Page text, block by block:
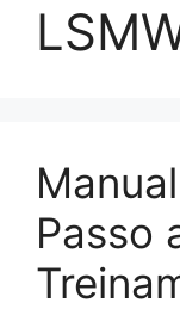
Passo